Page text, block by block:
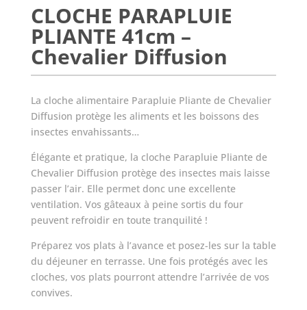
CLOCHE PARAPLUIE
PLIANTE 41cm –
Chevalier Diffusion
La cloche alimentaire Parapluie Pliante de Chevalier
Diffusion protège les aliments et les boissons des
insectes envahissants…
Élégante et pratique, la cloche Parapluie Pliante de
Chevalier Diffusion protège des insectes mais laisse
passer l’air. Elle permet donc une excellente
ventilation. Vos gâteaux à peine sortis du four
peuvent refroidir en toute tranquilité !
Préparez vos plats à l’avance et posez-les sur la table
du déjeuner en terrasse. Une fois protégés avec les
cloches, vos plats pourront attendre l’arrivée de vos
convives.